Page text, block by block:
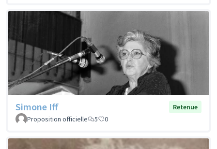
Simone Iff
Retenue
Proposition officielle
5 0